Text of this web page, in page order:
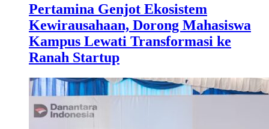
Pertamina Genjot Ekosistem
Kewirausahaan, Dorong Mahasiswa
Kampus Lewati Transformasi ke
Ranah Startup